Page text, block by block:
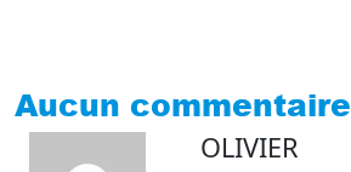
Aucun commentaire
OLIVIER